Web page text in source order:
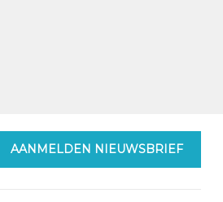
AANMELDEN NIEUWSBRIEF